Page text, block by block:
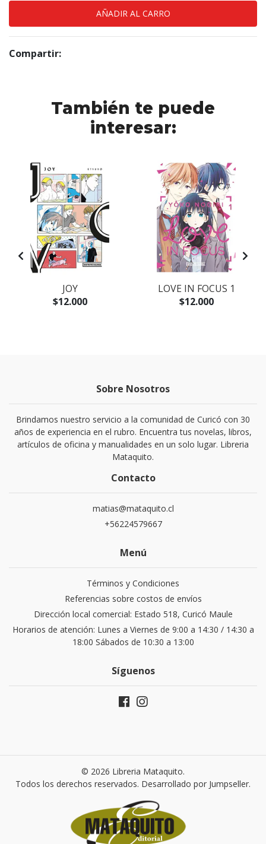
Compartir:
También te puede
interesar:
JOY
$12.000
LOVE IN FOCUS 1
$12.000
Sobre Nosotros
Brindamos nuestro servicio a la comunidad de Curicó con 30
años de experiencia en el rubro. Encuentra tus novelas, libros,
artículos de oficina y manualidades en un solo lugar. Libreria
Mataquito.
Contacto
matias@mataquito.cl
+56224579667
Menú
Términos y Condiciones
Referencias sobre costos de envíos
Dirección local comercial: Estado 518, Curicó Maule
Horarios de atención: Lunes a Viernes de 9:00 a 14:30 / 14:30 a
18:00 Sábados de 10:30 a 13:00
Síguenos
© 2026 Libreria Mataquito.
Todos los derechos reservados. Desarrollado por Jumpseller.